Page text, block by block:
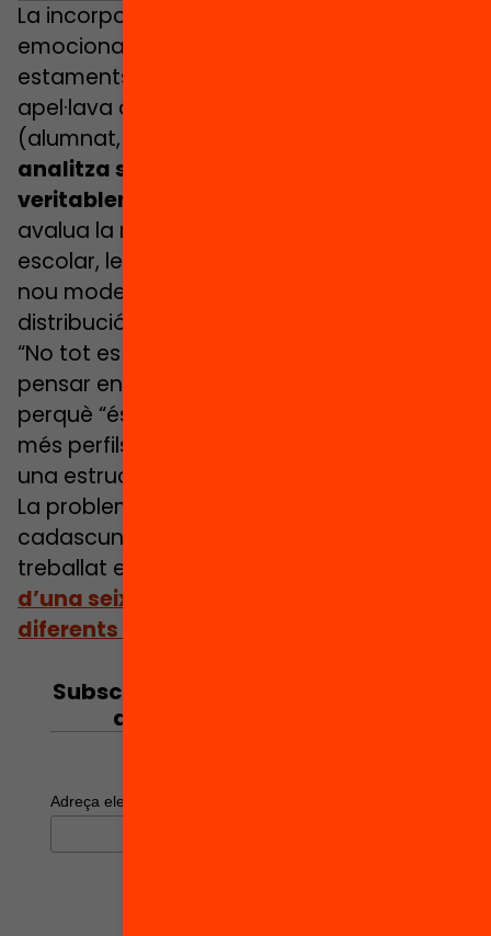
La incorporació de TEI, educadors socials,
emocionals, de salut, etc, ha modificat els
estaments als quals tradicionalment
apel·lava a la comunitat educativa
(alumnat, docents i famílies), i
analitza si la política pública atén
veritablement les necessitats
avalua la relació entre la segregació
escolar, les desigualtats del sistema i el
nou model d’atenció a la diversitat amb la
distribució del conjunt de professionals.
“No tot es pot reduir a posar capes sense
pensar en l’esquelet”, apunta Marga León,
perquè “és important no només incorporar
més perfils sinó pensar en com es fa en
una estructura existent”.
La problematització i les propostes de
cadascun d’aquests capítols s’han
treballat en diversos seminaris
d’una seixantena de professionals de
diferents àmbits
Subscriu-te al butlletí per estar al
dia del debat educatiu!
Adreça electrònica